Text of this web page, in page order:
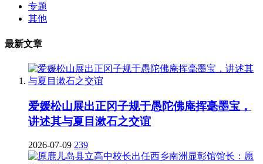
专题
其他
最新文章
爱媛松山展出正冈子规于愚陀佛庵挥毫墨宝，
讲述其与夏目漱石之交谊
2026-07-09 239